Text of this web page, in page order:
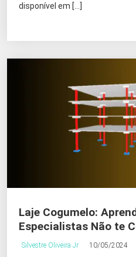
disponível em […]
Laje Cogumelo:
Especialistas Não te
Silvestre Oliveira Jr 10/05/2024